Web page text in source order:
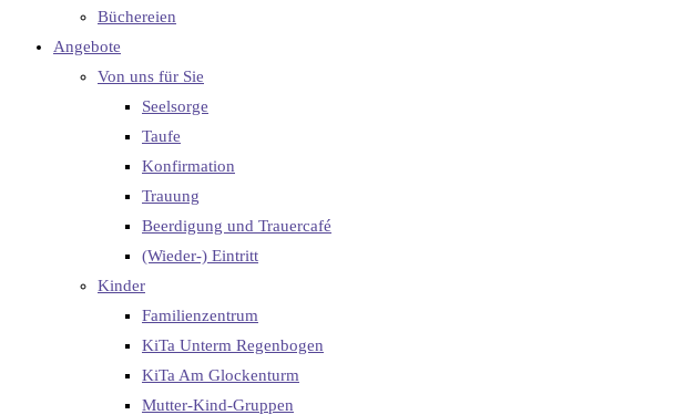
Büchereien
Angebote
Von uns für Sie
Seelsorge
Taufe
Konfirmation
Trauung
Beerdigung und Trauercafé
(Wieder-) Eintritt
Kinder
Familienzentrum
KiTa Unterm Regenbogen
KiTa Am Glockenturm
Mutter-Kind-Gruppen